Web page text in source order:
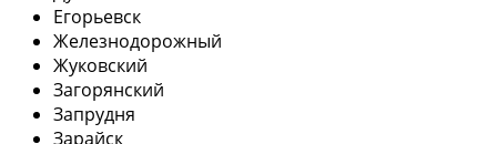
Егорьевск
Железнодорожный
Жуковский
Загорянский
Запрудня
Зарайск